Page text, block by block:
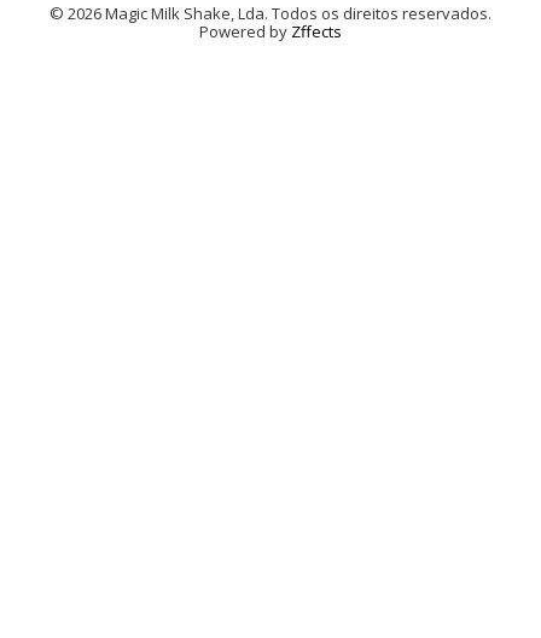
© 2026 Magic Milk Shake, Lda. Todos os direitos reservados.
Powered by Zffects